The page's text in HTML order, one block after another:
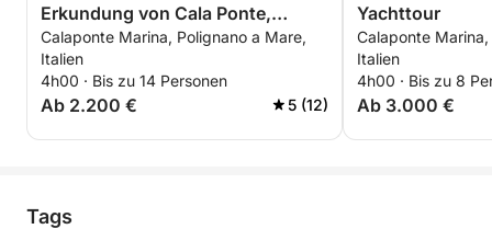
Erkundung von Cala Ponte,
Polignano und Monopoli
Calaponte Marina, Polignano a Mare,
Italien
4h00 · Bis zu 14 Personen
Ab 2.200 € 5 (12)
Yachttour
Calaponte
Italien
4h00 · Bis zu 8
Ab 3.000 €
Tags